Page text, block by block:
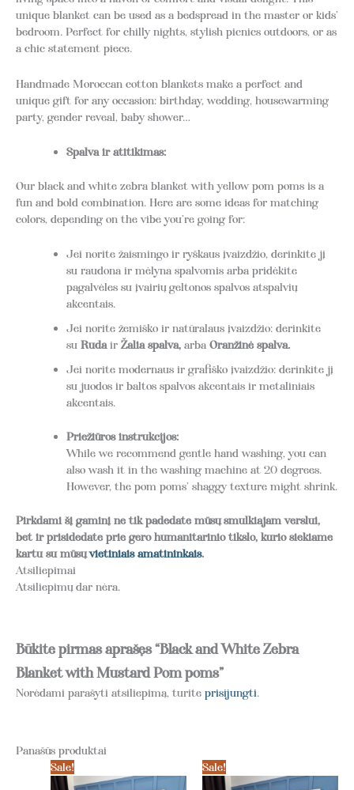
unique blanket can be used as a bedspread in the master or kids’
bedroom. Perfect for chilly nights, stylish picnics outdoors, or as
a chic statement piece.
Handmade Moroccan cotton blankets make a perfect and
unique gift for any occasion: birthday, wedding, housewarming
party, gender reveal, baby shower…
Spalva ir atitikimas:
Our black and white zebra blanket with yellow pom poms is a
fun and bold combination. Here are some ideas for matching
colors, depending on the vibe you’re going for:
Jei norite žaismingo ir ryškaus įvaizdžio, derinkite jį
su raudona ir mėlyna spalvomis arba pridėkite
pagalvėles su įvairių geltonos spalvos atspalvių
akcentais.
Jei norite žemiško ir natūralaus įvaizdžio: derinkite
suRudair Žalia spalva, arbaOranžinė spalva.
Jei norite modernaus ir grafiško įvaizdžio: derinkite jį
su juodos ir baltos spalvos akcentais ir metaliniais
akcentais.
Priežiūros instrukcijos:
While we recommend gentle hand washing, you can
also wash it in the washing machine at 20 degrees.
However, the pom poms’ shaggy texture might shrink.
Pirkdami šį gaminį ne tik padedate mūsų smulkiajam verslui,
bet ir prisidedate prie gero humanitarinio tikslo, kurio siekiame
kartu su mūsųvietiniais amatininkais.
Atsiliepimai
Atsiliepimų dar nėra.
Būkite pirmas aprašęs “Black and White Zebra
Blanket with Mustard Pom poms”
Norėdami parašyti atsiliepimą, turite prisijungti.
Panašūs produktai
Sale!
Sale!